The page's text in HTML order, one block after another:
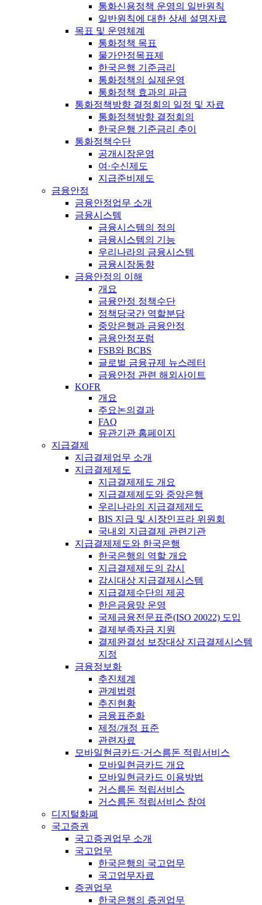
통화신용정책 운영의 일반원칙
일반원칙에 대한 상세 설명자료
목표 및 운영체계
통화정책 목표
물가안정목표제
한국은행 기준금리
통화정책의 실제운영
통화정책 효과의 파급
통화정책방향 결정회의 일정 및 자료
통화정책방향 결정회의
한국은행 기준금리 추이
통화정책수단
공개시장운영
여·수신제도
지급준비제도
금융안정
금융안정업무 소개
금융시스템
금융시스템의 정의
금융시스템의 기능
우리나라의 금융시스템
금융시장동향
금융안정의 이해
개요
금융안정 정책수단
정책당국간 역할분담
중앙은행과 금융안정
금융안정포럼
FSB와 BCBS
글로벌 금융규제 뉴스레터
금융안정 관련 해외사이트
KOFR
개요
주요논의결과
FAQ
유관기관 홈페이지
지급결제
지급결제업무 소개
지급결제제도
지급결제제도 개요
지급결제제도와 중앙은행
우리나라의 지급결제제도
BIS 지급 및 시장인프라 위원회
국내외 지급결제 관련기관
지급결제제도와 한국은행
한국은행의 역할 개요
지급결제제도의 감시
감시대상 지급결제시스템
지급결제수단의 제공
한은금융망 운영
국제금융전문표준(ISO 20022) 도입
결제부족자금 지원
결제완결성 보장대상 지급결제시스템
지정
금융정보화
추진체계
관계법령
추진현황
금융표준화
제정/개정 표준
관련자료
모바일현금카드·거스름돈 적립서비스
모바일현금카드 개요
모바일현금카드 이용방법
거스름돈 적립서비스
거스름돈 적립서비스 참여
디지털화폐
국고증권
국고증권업무 소개
국고업무
한국은행의 국고업무
국고업무자료
증권업무
한국은행의 증권업무